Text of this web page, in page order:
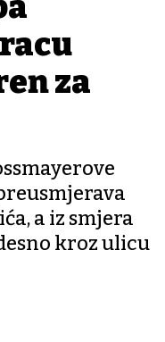
za
a iz smjera
kroz ulicu